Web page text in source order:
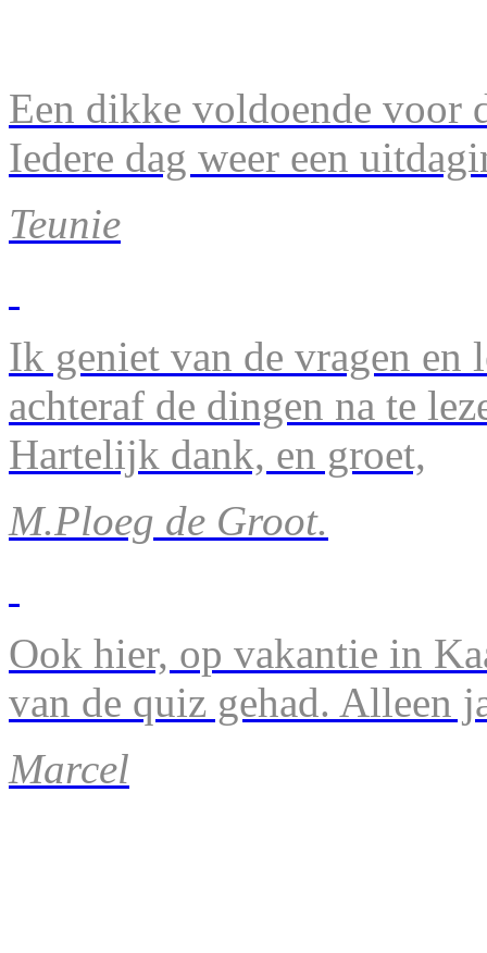
Een dikke voldoende voor
Iedere dag weer een
Teunie
Ik geniet van de vragen en
achteraf de dingen na te
Hartelijk dank, en groet,
M.Ploeg de Groot.
Ook hier, op vakantie in
van de quiz gehad. Alleen
Marcel